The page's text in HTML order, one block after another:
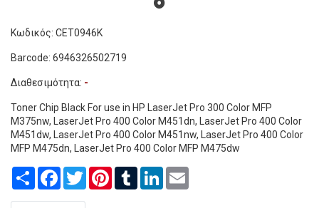
Κωδικός: CET0946K
Barcode: 6946326502719
Διαθεσιμότητα: -
Toner Chip Black For use in HP LaserJet Pro 300 Color MFP
M375nw, LaserJet Pro 400 Color M451dn, LaserJet Pro 400 Color
M451dw, LaserJet Pro 400 Color M451nw, LaserJet Pro 400 Color
MFP M475dn, LaserJet Pro 400 Color MFP M475dw
Share Facebook
TwitterPinterestTumblrLinkedIn